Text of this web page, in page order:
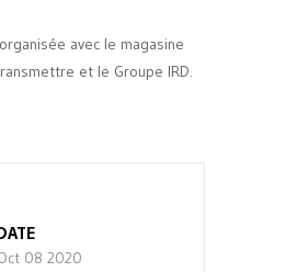
avec le magasine
et le Groupe IRD.
08 2020